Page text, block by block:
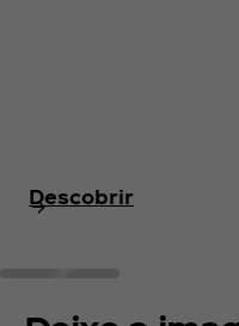
Descobrir